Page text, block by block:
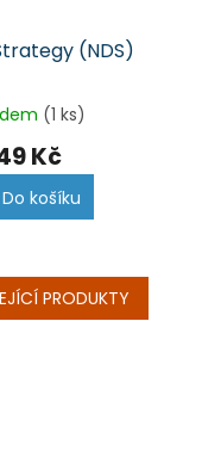
(NDS)
(1 ks)
Kč
Do košíku
PRODUKTY